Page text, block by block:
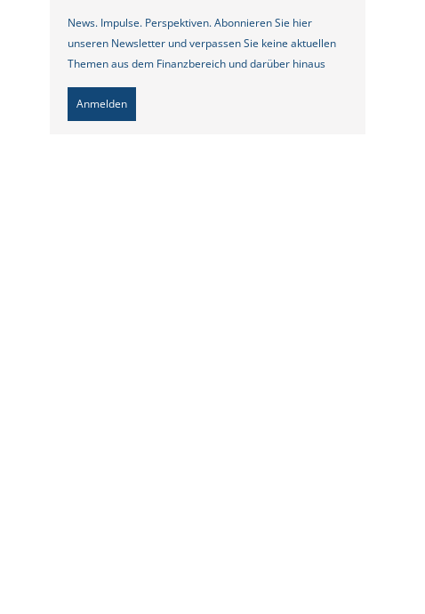
News. Impulse. Perspektiven. Abonnieren Sie hier
unseren Newsletter und verpassen Sie keine aktuellen
Themen aus dem Finanzbereich und darüber hinaus
Anmelden